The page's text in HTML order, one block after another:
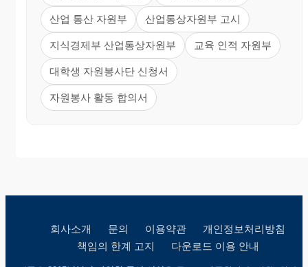
산업 통산 자원부 산업통상자원부 고시
지식경제부 산업통상자원부 교육 인적 자원부
대학생 자원봉사단 신청서
자원봉사 활동 합의서
회사소개 문의 이용약관
개인정보처리방침
책임의 한계 고지
다운로드 이용 안내